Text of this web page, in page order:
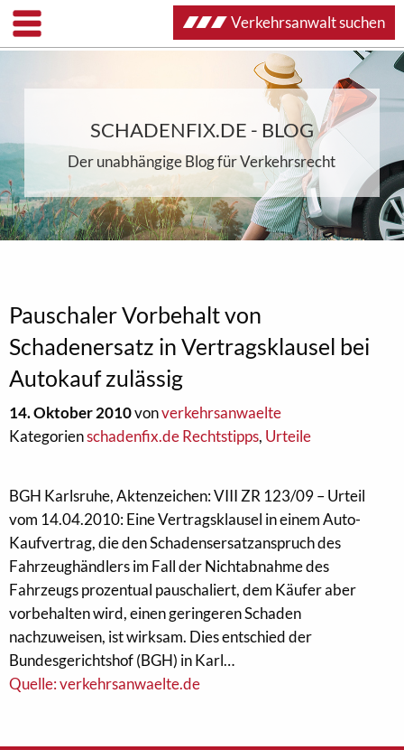
SCHADENFIX.DE - BLOG
Der unabhängige Blog für Verkehrsrecht
Pauschaler Vorbehalt von
Schadenersatz in Vertragsklausel bei
Autokauf zulässig
14. Oktober 2010vonverkehrsanwaelte
Kategorienschadenfix.de Rechtstipps, Urteile
BGH Karlsruhe, Aktenzeichen: VIII ZR 123/09 – Urteil
vom 14.04.2010: Eine Vertragsklausel in einem Auto-
Kaufvertrag, die den Schadensersatzanspruch des
Fahrzeughändlers im Fall der Nichtabnahme des
Fahrzeugs prozentual pauschaliert, dem Käufer aber
vorbehalten wird, einen geringeren Schaden
nachzuweisen, ist wirksam. Dies entschied der
Bundesgerichtshof (BGH) in Karl…
Quelle: verkehrsanwaelte.de
Verkehrsanwalt suchen